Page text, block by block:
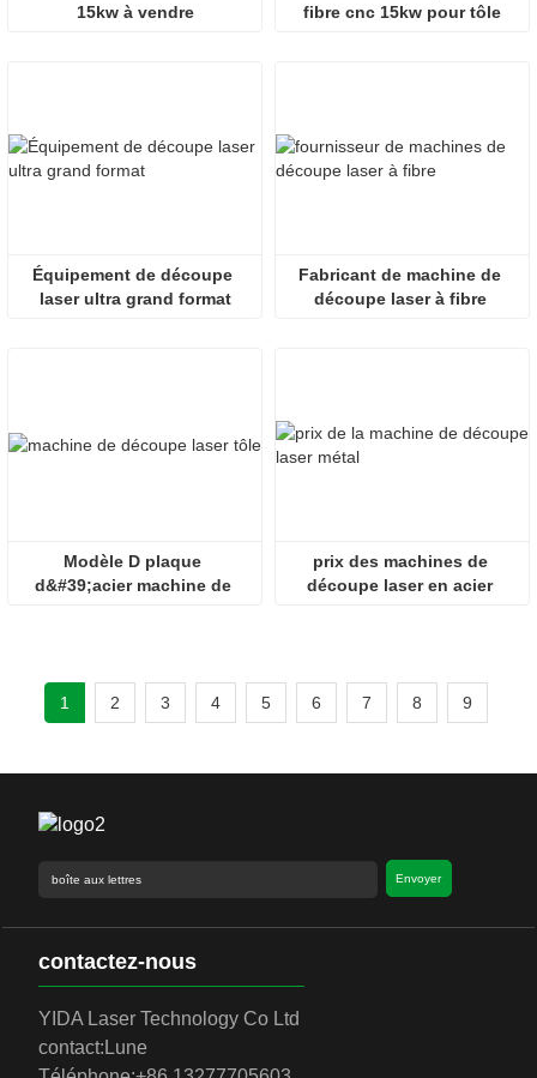
15kw à vendre
fibre cnc 15kw pour tôle
Équipement de découpe
laser ultra grand format
Fabricant de machine de
découpe laser à fibre
Modèle D plaque
d&#39;acier machine de
prix des machines de
découpe laser en acier
1 2 3 4 5 6 7 8 9
Envoyer
contactez-nous
YIDA Laser Technology Co Ltd
contact: Lune